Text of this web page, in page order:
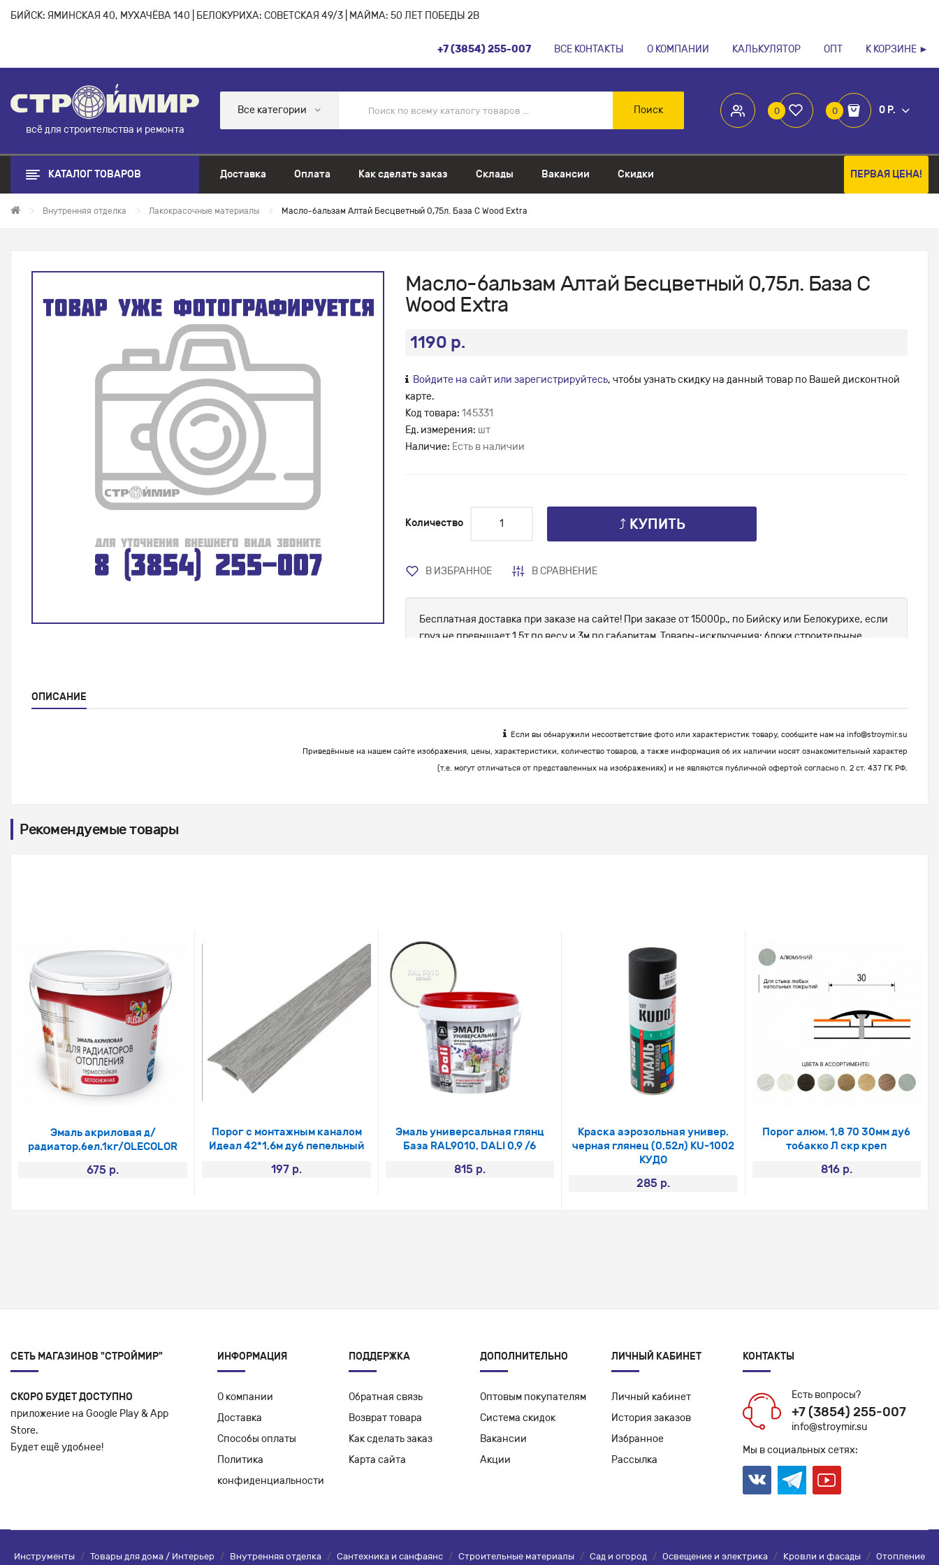
БИЙСК: ЯМИНСКАЯ 40, МУХАЧЁВА 140 | БЕЛОКУРИХА: СОВЕТСКАЯ 49/3 | МАЙМА: 50 ЛЕТ ПОБЕДЫ 2В
+7 (3854) 255-007 ВСЕ КОНТАКТЫ О КОМПАНИИ КАЛЬКУЛЯТОР ОПТ К КОРЗИНЕ ►
всё для строительства и ремонта
0 0 0 Р.
Все категории Поиск
КАТАЛОГ ТОВАРОВ Доставка Оплата Как сделать заказ Склады Вакансии Скидки ПЕРВАЯ ЦЕНА!
Внутренняя отделка Лакокрасочные материалы Масло-бальзам Алтай Бесцветный 0,75л. База С Wood Extra
Масло-бальзам Алтай Бесцветный 0,75л. База С
Wood Extra
1190 р.
Войдите на сайт или зарегистрируйтесь, чтобы узнать скидку на данный товар по Вашей дисконтной
карте.
Код товара: 145331
Ед. измерения: шт
Наличие: Есть в наличии
Количество ⤴ КУПИТЬ
В ИЗБРАННОЕ В СРАВНЕНИЕ
Бесплатная доставка при заказе на сайте! При заказе от 15000р., по Бийску или Белокурихе, если
груз не превышает 1.5т по весу и 3м по габаритам. Товары-исключения: блоки строительные,
ОПИСАНИЕ
Если вы обнаружили несоответствие фото или характеристик товару, сообщите нам на info@stroymir.su
Приведённые на нашем сайте изображения, цены, характеристики, количество товаров, а также информация об их наличии носят ознакомительный характер
(т.е. могут отличаться от представленных на изображениях) и не являются публичной офертой согласно п. 2 ст. 437 ГК РФ.
Рекомендуемые товары
Эмаль акриловая д/
радиатор.бел.1кг/OLECOLOR
675 р.
Порог с монтажным каналом
Идеал 42*1,6м дуб пепельный
197 р.
Эмаль универсальная глянц
База RAL9010, DALI 0,9 /6
815 р.
Краска аэрозольная универ.
черная глянец (0,52л) КU-1002
КУДО
285 р.
Порог алюм. 1,8 70 30мм дуб
тобакко Л скр креп
816 р.
СЕТЬ МАГАЗИНОВ "СТРОЙМИР"
СКОРО БУДЕТ ДОСТУПНО
приложение на Google Play & App
Store.
Будет ещё удобнее!
ИНФОРМАЦИЯ
О компании
Доставка
Способы оплаты
Политика
конфиденциальности
ПОДДЕРЖКА
Обратная связь
Возврат товара
Как сделать заказ
Карта сайта
ДОПОЛНИТЕЛЬНО
Оптовым покупателям
Система скидок
Вакансии
Акции
ЛИЧНЫЙ КАБИНЕТ
Личный кабинет
История заказов
Избранное
Рассылка
КОНТАКТЫ
Есть вопросы?
+7 (3854) 255-007
info@stroymir.su
Мы в социальных сетях:
Инструменты / Товары для дома / Интерьер / Внутренняя отделка / Сантехника и санфаянс / Строительные материалы / Сад и огород / Освещение и электрика / Кровли и фасады / Отопление